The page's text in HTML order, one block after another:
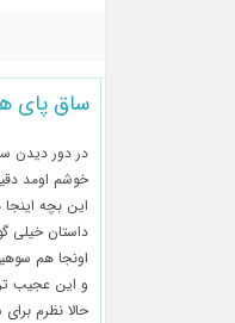
ساق پای
در دور دیدن
این بچه اینجا
داستان خیلی
اونجا هم
و این عجیب
حالا نظرم